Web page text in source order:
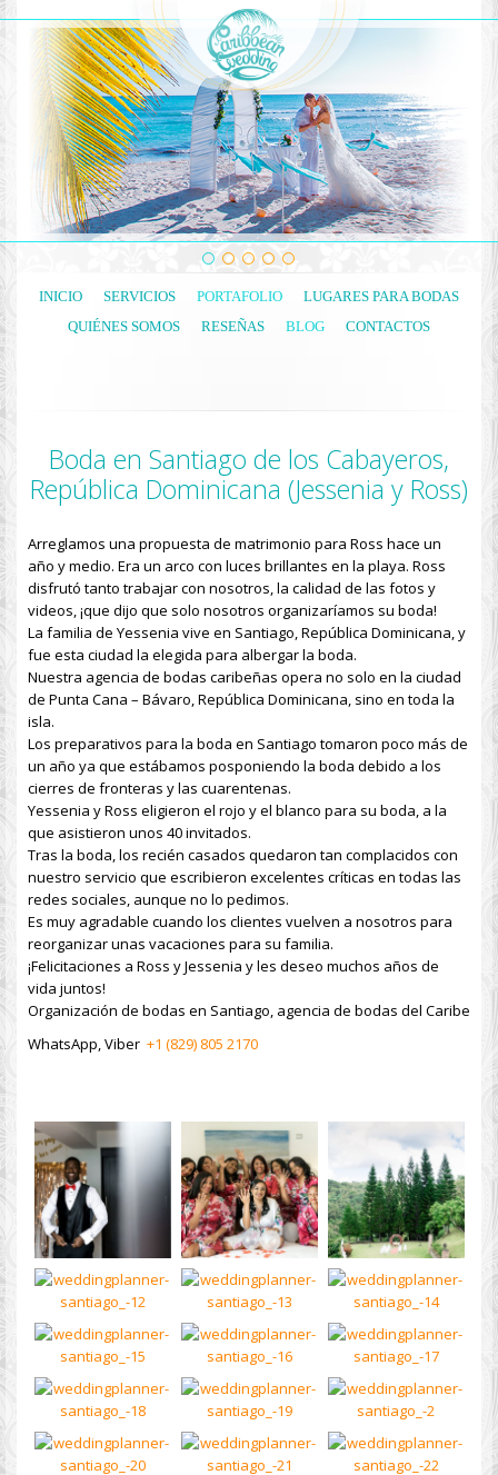
INICIO SERVICIOS PORTAFOLIO
LUGARES PARA BODAS
QUIÉNES SOMOS
RESEÑAS BLOG CONTACTOS
Boda en Santiago de los Cabayeros,
República Dominicana (Jessenia y Ross)
Arreglamos una propuesta de matrimonio para Ross hace un
año y medio. Era un arco con luces brillantes en la playa. Ross
disfrutó tanto trabajar con nosotros, la calidad de las fotos y
videos, ¡que dijo que solo nosotros organizaríamos su boda!
La familia de Yessenia vive en Santiago, República Dominicana, y
fue esta ciudad la elegida para albergar la boda.
Nuestra agencia de bodas caribeñas opera no solo en la ciudad
de Punta Cana – Bávaro, República Dominicana, sino en toda la
isla.
Los preparativos para la boda en Santiago tomaron poco más de
un año ya que estábamos posponiendo la boda debido a los
cierres de fronteras y las cuarentenas.
Yessenia y Ross eligieron el rojo y el blanco para su boda, a la
que asistieron unos 40 invitados.
Tras la boda, los recién casados ​​quedaron tan complacidos con
nuestro servicio que escribieron excelentes críticas en todas las
redes sociales, aunque no lo pedimos.
Es muy agradable cuando los clientes vuelven a nosotros para
reorganizar unas vacaciones para su familia.
¡Felicitaciones a Ross y Jessenia y les deseo muchos años de
vida juntos!
Organización de bodas en Santiago, agencia de bodas del Caribe
WhatsApp, Viber +1 (829) 805 2170